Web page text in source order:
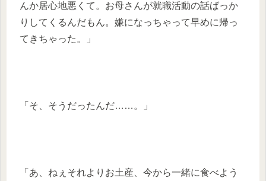
んか居心地悪くて。お母さんが就職活動の話ばっか
りしてくるんだもん。嫌になっちゃって早めに帰っ
てきちゃった。」
「そ、そうだったんだ……。」
「あ、ねぇそれよりお土産、今から一緒に食べよう